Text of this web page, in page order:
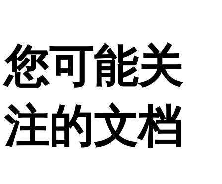
您可能关
注的文档